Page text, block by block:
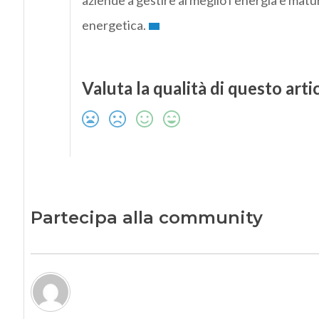
energetica.
Valuta la qualità di questo
Partecipa alla community